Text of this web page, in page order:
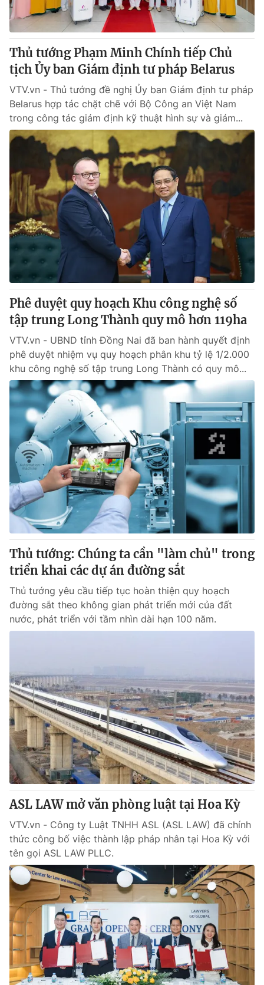
Thủ tướng Phạm Minh Chính tiếp Chủ
tịch Ủy ban Giám định tư pháp Belarus
VTV.vn - Thủ tướng đề nghị Ủy ban Giám định tư pháp
Belarus hợp tác chặt chẽ với Bộ Công an Việt Nam
trong công tác giám định kỹ thuật hình sự và giám...
Phê duyệt quy hoạch Khu công nghệ số
tập trung Long Thành quy mô hơn 119ha
VTV.vn - UBND tỉnh Đồng Nai đã ban hành quyết định
phê duyệt nhiệm vụ quy hoạch phân khu tỷ lệ 1/2.000
khu công nghệ số tập trung Long Thành có quy mô...
Thủ tướng: Chúng ta cần "làm chủ" trong
triển khai các dự án đường sắt
Thủ tướng yêu cầu tiếp tục hoàn thiện quy hoạch
đường sắt theo không gian phát triển mới của đất
nước, phát triển với tầm nhìn dài hạn 100 năm.
ASL LAW mở văn phòng luật tại Hoa Kỳ
VTV.vn - Công ty Luật TNHH ASL (ASL LAW) đã chính
thức công bố việc thành lập pháp nhân tại Hoa Kỳ với
tên gọi ASL LAW PLLC.